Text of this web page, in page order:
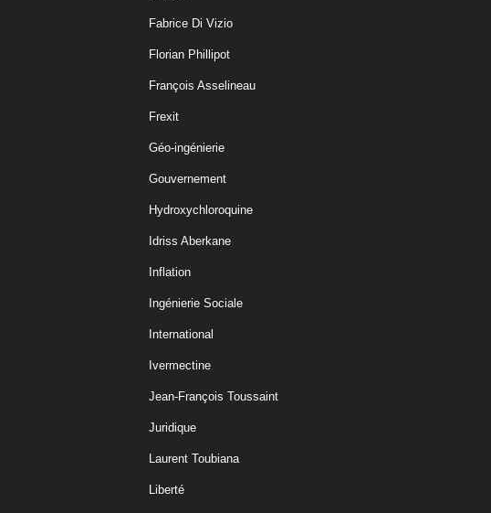
Fabrice Di Vizio
Florian Phillipot
François Asselineau
Frexit
Géo-ingénierie
Gouvernement
Hydroxychloroquine
Idriss Aberkane
Inflation
Ingénierie Sociale
International
Ivermectine
Jean-François Toussaint
Juridique
Laurent Toubiana
Liberté